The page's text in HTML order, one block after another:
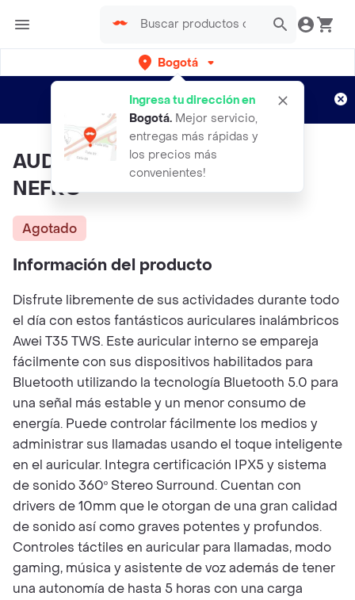
Bogotá
Ingresa tu dirección en
Bogotá. Mejor servicio,
entregas más rápidas y
los precios más
convenientes!
envíos gratis por semanas
Aplican TyC
AUDÍFONO BLUETOOTH T35
NEFRO
Agotado
Información del producto
Disfrute libremente de sus actividades durante todo
el día con estos fantásticos auriculares inalámbricos
Awei T35 TWS. Este auricular interno se empareja
fácilmente con sus dispositivos habilitados para
Bluetooth utilizando la tecnología Bluetooth 5.0 para
una señal más estable y un menor consumo de
energía. Puede controlar fácilmente los medios y
administrar sus llamadas usando el toque inteligente
en el auricular. Integra certificación IPX5 y sistema
de sonido 360º Stereo Surround. Cuentan con
drivers de 10mm que le otorgan de una gran calidad
de sonido así como graves potentes y profundos.
Controles táctiles en auricular para llamadas, modo
gaming, música y asistente de voz además de tener
una autonomía de hasta 5 horas con una carga